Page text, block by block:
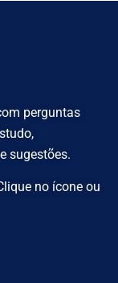
perguntas
sugestões.
no ícone ou